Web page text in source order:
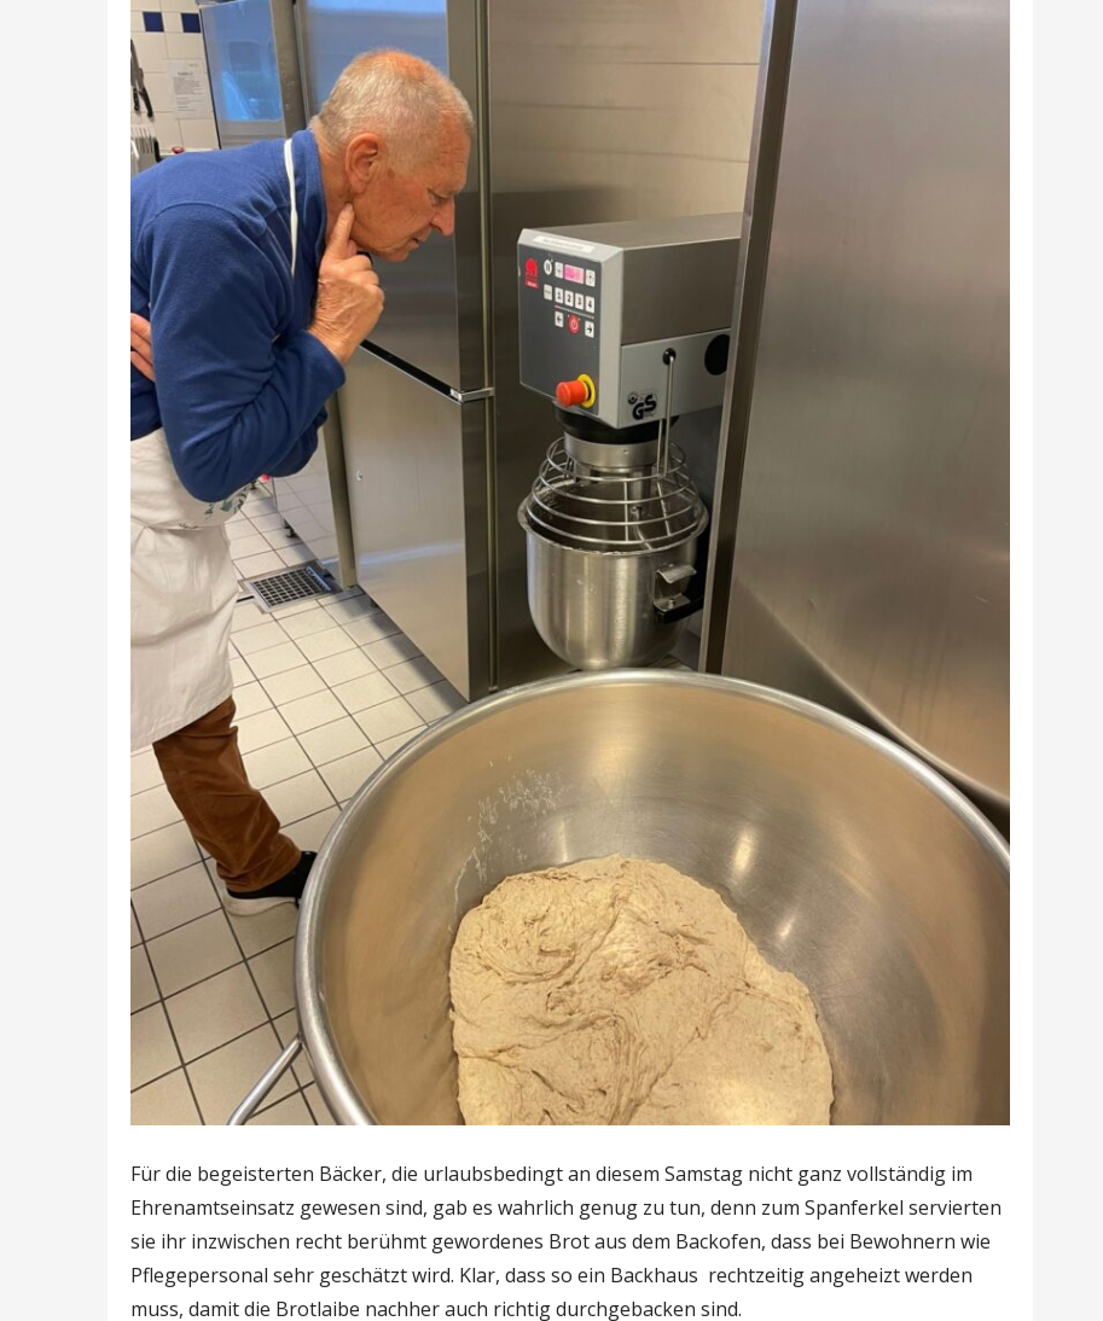
Für die begeisterten Bäcker, die urlaubsbedingt an diesem Samstag nicht ganz vollständig im
Ehrenamtseinsatz gewesen sind, gab es wahrlich genug zu tun, denn zum Spanferkel servierten
sie ihr inzwischen recht berühmt gewordenes Brot aus dem Backofen, dass bei Bewohnern wie
Pflegepersonal sehr geschätzt wird. Klar, dass so ein Backhaus rechtzeitig angeheizt werden
muss, damit die Brotlaibe nachher auch richtig durchgebacken sind.